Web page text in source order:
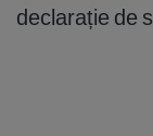
declarație de